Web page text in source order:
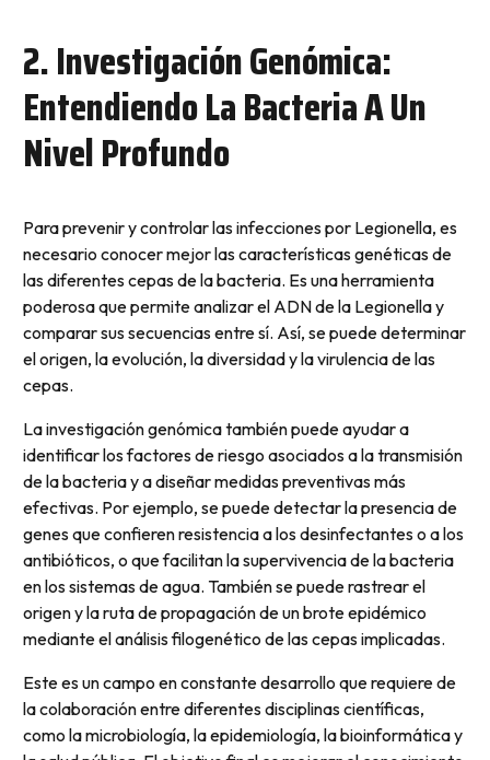
2. Investigación Genómica:
Entendiendo La Bacteria A Un
Nivel Profundo
Para prevenir y controlar las infecciones por Legionella, es
necesario conocer mejor las características genéticas de
las diferentes cepas de la bacteria. Es una herramienta
poderosa que permite analizar el ADN de la Legionella y
comparar sus secuencias entre sí. Así, se puede determinar
el origen, la evolución, la diversidad y la virulencia de las
cepas.
La investigación genómica también puede ayudar a
identificar los factores de riesgo asociados a la transmisión
de la bacteria y a diseñar medidas preventivas más
efectivas. Por ejemplo, se puede detectar la presencia de
genes que confieren resistencia a los desinfectantes o a los
antibióticos, o que facilitan la supervivencia de la bacteria
en los sistemas de agua. También se puede rastrear el
origen y la ruta de propagación de un brote epidémico
mediante el análisis filogenético de las cepas implicadas.
Este es un campo en constante desarrollo que requiere de
la colaboración entre diferentes disciplinas científicas,
como la microbiología, la epidemiología, la bioinformática y